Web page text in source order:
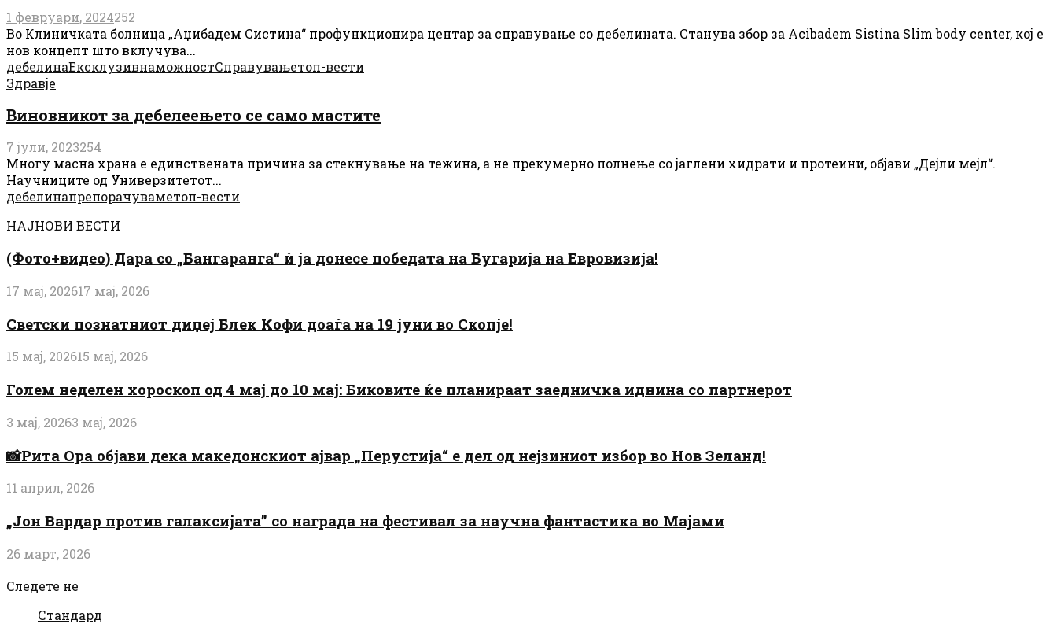
1 февруари, 2024252
Во Клиничката болница „Аџибадем Систина“ профункционира центар за справување со дебелината. Станува збор за Acibadem Sistina Slim body center, кој е
нов концепт што вклучува...
дебелинаЕксклузивнаможностСправувањетоп-вести
Здравје
Виновникот за дебелеењето се само мастите
7 јули, 2023254
Многу масна храна е единствената причина за стекнување на тежина, а не прекумерно полнење со јаглени хидрати и протеини, објави „Дејли мејл“.
Научниците од Универзитетот...
дебелинапрепорачуваметоп-вести
НАЈНОВИ ВЕСТИ
(Фото+видео) Дара со „Бангаранга“ ѝ ја донесе победата на Бугарија на Евровизија!
17 мај, 202617 мај, 2026
Светски познатниот диџеј Блек Кофи доаѓа на 19 јуни во Скопје!
15 мај, 202615 мај, 2026
Голем неделен хороскоп од 4 мај до 10 мај: Биковите ќе планираат заедничка иднина со партнерот
3 мај, 20263 мај, 2026
📸Рита Ора објави дека македонскиот ајвар „Перустија“ е дел од нејзиниот избор во Нов Зеланд!
11 април, 2026
„Јон Вардар против галаксијата” со награда на фестивал за научна фантастика во Мајами
26 март, 2026
Следете не
Стандард